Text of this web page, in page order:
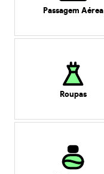
Passagem Aérea
Roupas